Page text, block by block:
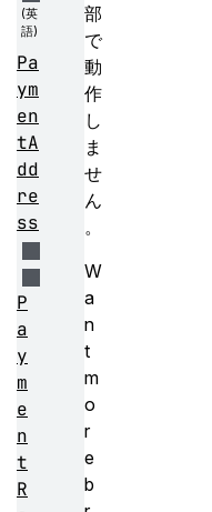
部
で
動
作
し
ま
せ
ん
。
W
a
n
t
m
o
r
e
b
Pa
ym
en
tA
dd
re
ss
P
a
y
m
e
n
t
R